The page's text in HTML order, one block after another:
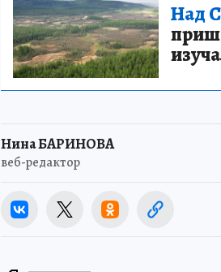
Над
Нина БАРИНОВА
веб-редактор